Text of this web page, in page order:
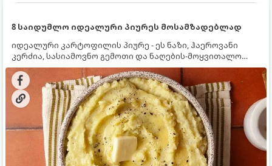
8 საიდუმლო იდეალური პიურეს მოსამზადებლად
იდეალური კარტოფილის პიურე - ეს ნაზი, ჰაეროვანი
კერძია, სასიამოვნო გემოთი და ნაღების-მოყვითალო
ფერით. მისი მომზადება ძალიან მარტივია, მაგრამ
არსებობს რამდენიმე საიდუმლო, რომლებიც უნდა
იცოდეთ, რომ პიურე იდეალურად გემრიელი გამოვიდეს.